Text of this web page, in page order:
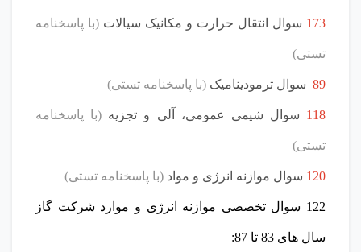
173 سوال انتقال حرارت و مکانیک سیالات (با پاسخنامه
تستی)
89 سوال ترمودینامیک (با پاسخنامه تستی)
118 سوال شیمی عمومی، آلی و تجزیه (با پاسخنامه
تستی)
120 سوال موازنه انرژی و مواد (با پاسخنامه تستی)
122 سوال تخصصی موازنه انرژی و موارد شرکت گاز
سال های 83 تا 87: